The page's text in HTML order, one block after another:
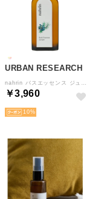
URBAN RESEARCH
￥3,960
10